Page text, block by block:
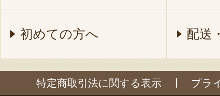
初めての方へ 配送
特定商取引法に関する表示 プラ